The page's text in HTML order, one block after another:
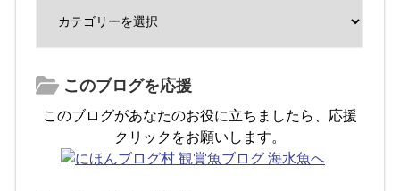
このブログを応援
このブログがあなたのお役に立ちましたら、応援
クリックをお願いします。